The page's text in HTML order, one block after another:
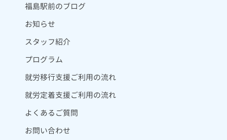
福島駅前のブログ
お知らせ
スタッフ紹介
プログラム
就労移行支援ご利用の流れ
就労定着支援ご利用の流れ
よくあるご質問
お問い合わせ